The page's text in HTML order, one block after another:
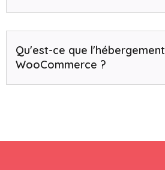
Qu'est-ce que l'hébergement
WooCommerce ?